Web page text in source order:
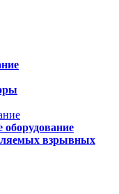
оборудование
взрывных